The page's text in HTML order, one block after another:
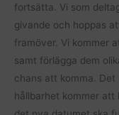
fortsätta. Vi som
givande och hoppas
framöver. Vi kommer
samt förlägga dem
chans att komma.
hållbarhet kommer att